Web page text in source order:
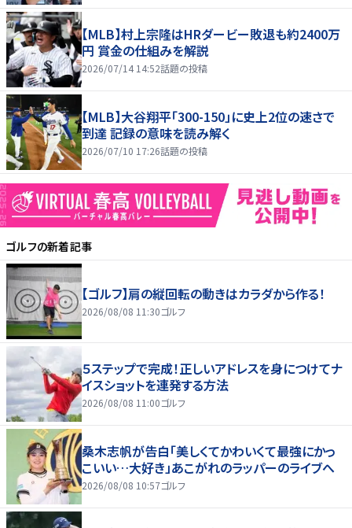
【MLB】村上宗隆はHRダービー敗退も約2400万
円 賞金の仕組みを解説
2026/07/14 14:52話題の投稿
【MLB】大谷翔平「300-150」に史上2位の速さで
到達 記録の意味を読み解く
2026/07/10 17:26話題の投稿
ゴルフの新着記事
【ゴルフ】肩の縦回転の動きはカラダから作る！
2026/08/08 11:30ゴルフ
５ステップで完成！正しいアドレスを身につけてナ
イスショットを連発する方法
2026/08/08 11:00ゴルフ
桑木志帆が告白「美しくてかわいくて最強にかっ
こいい…大好き」あこがれのラッパーのライブへ
2026/08/08 10:57ゴルフ